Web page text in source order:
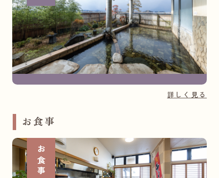
詳しく見る
お食事
お食事